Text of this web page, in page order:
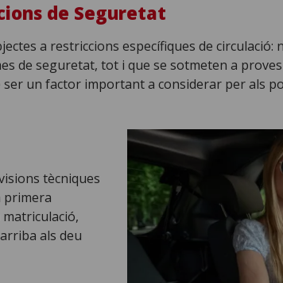
de Seguretat
a restriccions específiques de
de seguretat, tot i que se sotmeten a
ser un factor important a considerar per als
tècniques
primera
matriculació,
als deu